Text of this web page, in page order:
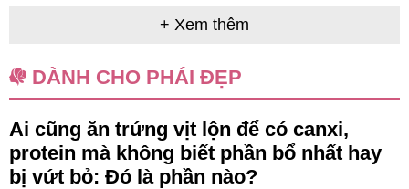
+ Xem thêm
DÀNH CHO PHÁI ĐẸP
Ai cũng ăn trứng vịt lộn để có canxi,
protein mà không biết phần bổ nhất hay
bị vứt bỏ: Đó là phần nào?